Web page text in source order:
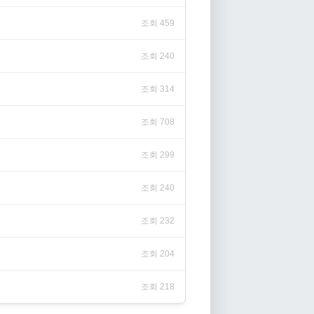
조회 459
조회 240
조회 314
조회 708
조회 299
조회 240
조회 232
조회 204
조회 218